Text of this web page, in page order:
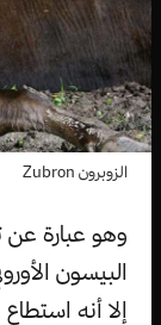
الزوبرون Zubron
وهو عبارة عن
البيسون
إلا أنه